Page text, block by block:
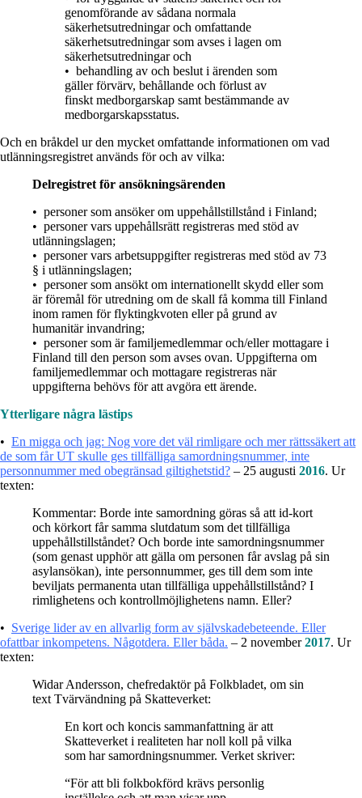
genomförande av sådana normala
säkerhetsutredningar och omfattande
säkerhetsutredningar som avses i lagen om
säkerhetsutredningar och
• behandling av och beslut i ärenden som
gäller förvärv, behållande och förlust av
finskt medborgarskap samt bestämmande av
medborgarskapsstatus.
Och en bråkdel ur den mycket omfattande informationen om vad
utlänningsregistret används för och av vilka:
Delregistret för ansökningsärenden
• personer som ansöker om uppehållstillstånd i Finland;
• personer vars uppehållsrätt registreras med stöd av
utlänningslagen;
• personer vars arbetsuppgifter registreras med stöd av 73
§ i utlänningslagen;
• personer som ansökt om internationellt skydd eller som
är föremål för utredning om de skall få komma till Finland
inom ramen för flyktingkvoten eller på grund av
humanitär invandring;
• personer som är familjemedlemmar och/eller mottagare i
Finland till den person som avses ovan. Uppgifterna om
familjemedlemmar och mottagare registreras när
uppgifterna behövs för att avgöra ett ärende.
Ytterligare några lästips
• En migga och jag: Nog vore det väl rimligare och mer rättssäkert att
de som får UT skulle ges tillfälliga samordningsnummer, inte
personnummer med obegränsad giltighetstid? – 25 augusti 2016. Ur
texten:
Kommentar: Borde inte samordning göras så att id-kort
och körkort får samma slutdatum som det tillfälliga
uppehållstillståndet? Och borde inte samordningsnummer
(som genast upphör att gälla om personen får avslag på sin
asylansökan), inte personnummer, ges till dem som inte
beviljats permanenta utan tillfälliga uppehållstillstånd? I
rimlighetens och kontrollmöjlighetens namn. Eller?
• Sverige lider av en allvarlig form av självskadebeteende. Eller
ofattbar inkompetens. Någotdera. Eller båda. – 2 november2017. Ur
texten:
Widar Andersson, chefredaktör på Folkbladet, om sin
text Tvärvändning på Skatteverket:
En kort och koncis sammanfattning är att
Skatteverket i realiteten har noll koll på vilka
som har samordningsnummer. Verket skriver:
“För att bli folkbokförd krävs personlig